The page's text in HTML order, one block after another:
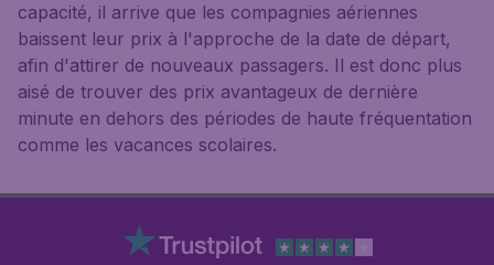
capacité, il arrive que les compagnies aériennes
baissent leur prix à l'approche de la date de départ,
afin d'attirer de nouveaux passagers. Il est donc plus
aisé de trouver des prix avantageux de dernière
minute en dehors des périodes de haute fréquentation
comme les vacances scolaires.